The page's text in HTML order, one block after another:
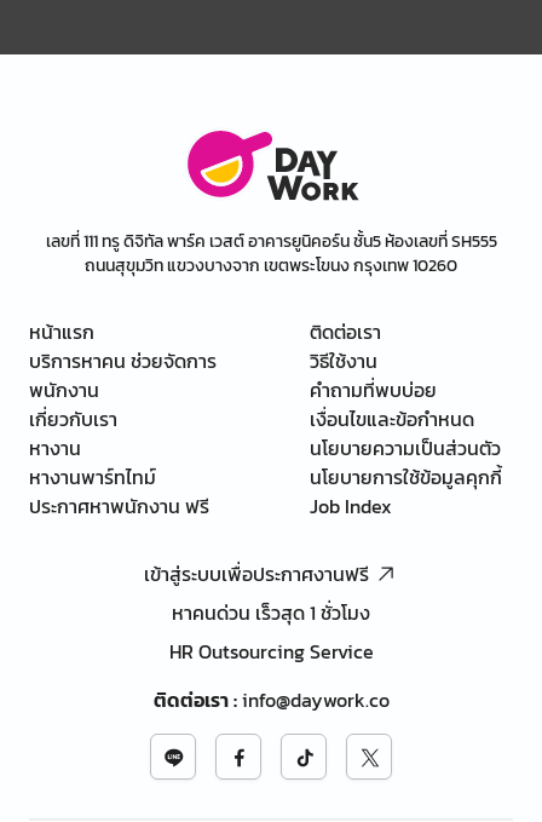
เลขที่ 111 ทรู ดิจิทัล พาร์ค เวสต์ อาคารยูนิคอร์น ชั้น5 ห้องเลขที่ SH555
ถนนสุขุมวิท แขวงบางจาก เขตพระโขนง กรุงเทพ 10260
หน้าแรก
บริการหาคน ช่วยจัดการ
พนักงาน
เกี่ยวกับเรา
หางาน
หางานพาร์ทไทม์
ประกาศหาพนักงาน ฟรี
ติดต่อเรา
วิธีใช้งาน
คำถามที่พบบ่อย
เงื่อนไขและข้อกำหนด
นโยบายความเป็นส่วนตัว
นโยบายการใช้ข้อมูลคุกกี้
Job Index
เข้าสู่ระบบเพื่อประกาศงานฟรี
หาคนด่วน เร็วสุด 1 ชั่วโมง
HR Outsourcing Service
ติดต่อเรา:info@daywork.co